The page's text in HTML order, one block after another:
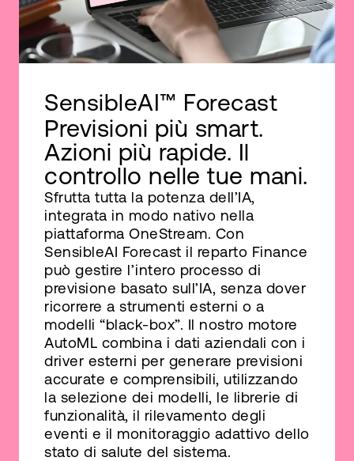
SensibleAI™ Forecast
Previsioni più smart.
Azioni più rapide. Il
controllo nelle tue mani.
Sfrutta tutta la potenza dell’IA,
integrata in modo nativo nella
piattaforma OneStream. Con
SensibleAI Forecast il reparto Finance
può gestire l’intero processo di
previsione basato sull’IA, senza dover
ricorrere a strumenti esterni o a
modelli “black-box”. Il nostro motore
AutoML combina i dati aziendali con i
driver esterni per generare previsioni
accurate e comprensibili, utilizzando
la selezione dei modelli, le librerie di
funzionalità, il rilevamento degli
eventi e il monitoraggio adattivo dello
stato di salute del sistema.